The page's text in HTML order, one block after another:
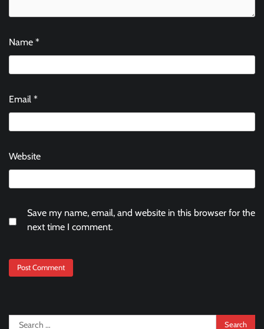
Name *
Email *
Website
Save my name, email, and website in this browser for the
next time I comment.
Search